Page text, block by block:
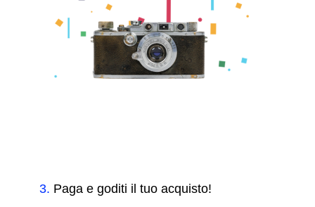
3. Paga e goditi il tuo acquisto!